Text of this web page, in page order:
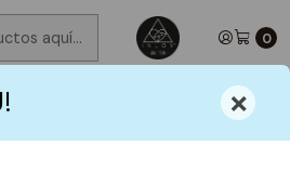
×
0
jueves 6 de Agosto
°✩
M Demon Slayer OFERTA